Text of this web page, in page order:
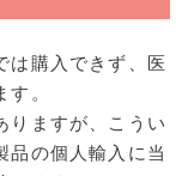
は購入できず、医
。
りますが、こうい
品の個人輸入に当